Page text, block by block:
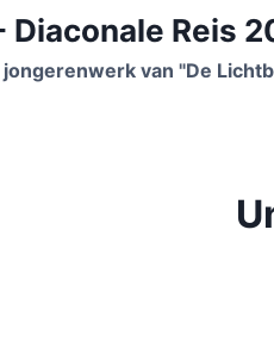
Diaconale Reis
van "De